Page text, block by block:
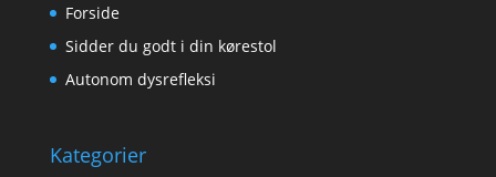
Forside
Sidder du godt i din kørestol
Autonom dysrefleksi
Kategorier